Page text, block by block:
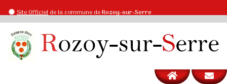
Site Officielde la commune deRozoy-sur-Serre